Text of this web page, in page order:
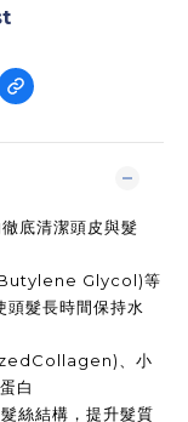
底清潔頭皮與髮
Glycol)等
頭髮長時間保持水
、小
白
絲結構，提升髮質